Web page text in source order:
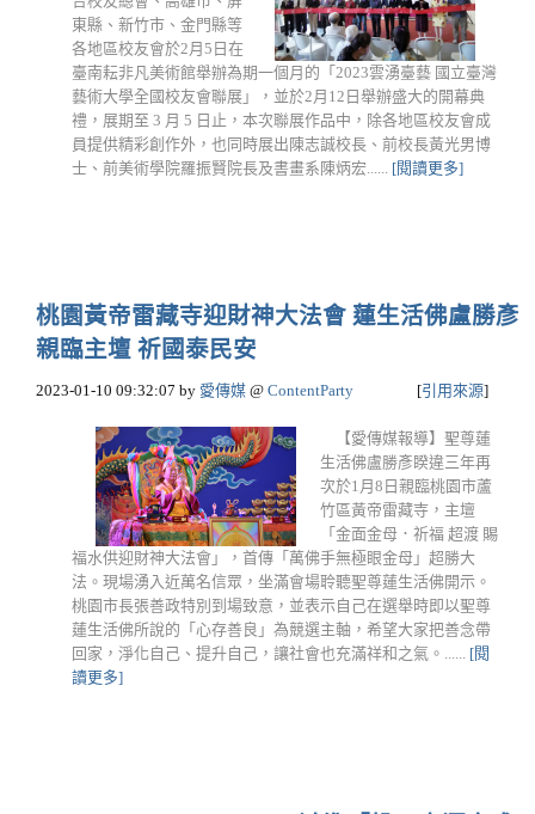
東縣、新竹市、金門縣等
各地區校友會於2月5日在
臺南耘非凡美術館舉辦為期一個月的「2023雲湧臺藝 國立臺灣
藝術大學全國校友會聯展」，並於2月12日舉辦盛大的開幕典
禮，展期至 3 月 5 日止，本次聯展作品中，除各地區校友會成
員提供精彩創作外，也同時展出陳志誠校長、前校長黃光男博
士、前美術學院羅振賢院長及書畫系陳炳宏...... [閱讀更多]
桃園黃帝雷藏寺迎財神大法會 蓮生活佛盧勝彥
親臨主壇 祈國泰民安
2023-01-10 09:32:07 by 愛傳媒 @ ContentParty [引用來源]
【愛傳媒報導】聖尊蓮
生活佛盧勝彥睽違三年再
次於1月8日親臨桃園市蘆
竹區黃帝雷藏寺，主壇
「金面金母．祈福 超渡 賜
福水供迎財神大法會」，首傳「萬佛手無極眼金母」超勝大
法。現場湧入近萬名信眾，坐滿會場聆聽聖尊蓮生活佛開示。
桃園市長張善政特別到場致意，並表示自己在選舉時即以聖尊
蓮生活佛所說的「心存善良」為競選主軸，希望大家把善念帶
回家，淨化自己、提升自己，讓社會也充滿祥和之氣。...... [閱
讀更多]